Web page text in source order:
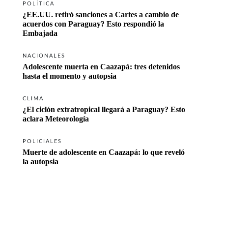
POLÍTICA
¿EE.UU. retiró sanciones a Cartes a cambio de
acuerdos con Paraguay? Esto respondió la
Embajada
NACIONALES
Adolescente muerta en Caazapá: tres detenidos
hasta el momento y autopsia
CLIMA
¿El ciclón extratropical llegará a Paraguay? Esto
aclara Meteorología
POLICIALES
Muerte de adolescente en Caazapá: lo que reveló
la autopsia